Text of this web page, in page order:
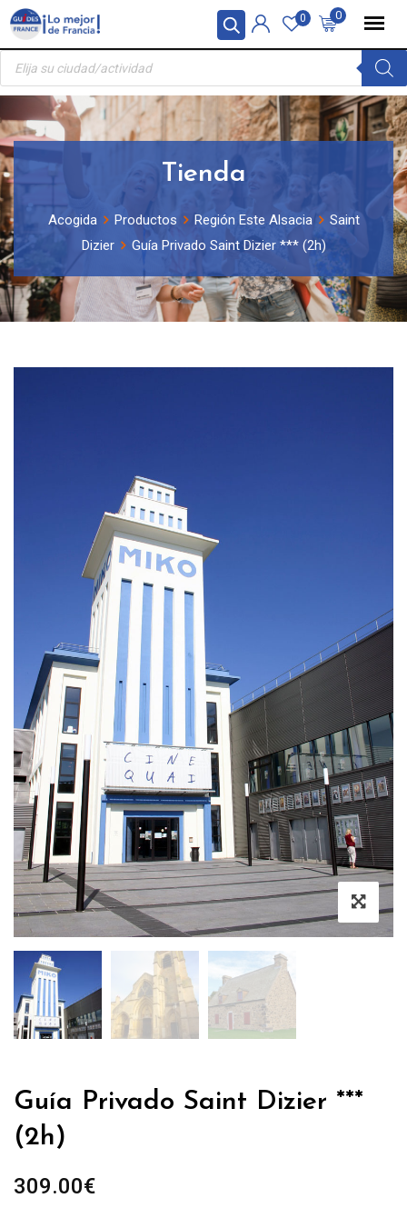
Panel de gestión de cookies
Skip
content
0
0
Búsqueda
productos
Tienda
Acogida Productos Región Este Alsacia
Saint
Dizier
Guía Privado Saint Dizier *** (2h)
Guía Privado Saint Dizier ***
(2h)
309.00€